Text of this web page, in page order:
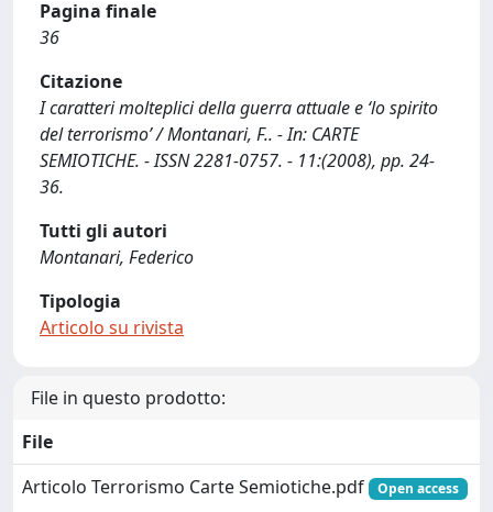
Pagina finale
36
Citazione
I caratteri molteplici della guerra attuale e ‘lo spirito
del terrorismo’ / Montanari, F.. - In: CARTE
SEMIOTICHE. - ISSN 2281-0757. - 11:(2008), pp. 24-
36.
Tutti gli autori
Montanari, Federico
Tipologia
Articolo su rivista
File in questo prodotto:
File
Articolo Terrorismo Carte Semiotiche.pdf
Open access